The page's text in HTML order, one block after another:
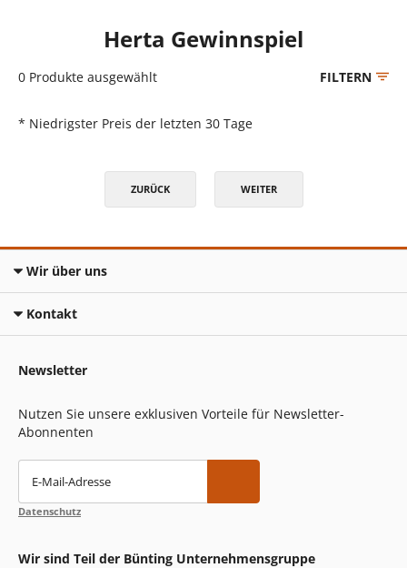
Herta Gewinnspiel
0 Produkte ausgewählt FILTERN
* Niedrigster Preis der letzten 30 Tage
ZURÜCK WEITER
Wir über uns
Kontakt
Newsletter
Nutzen Sie unsere exklusiven Vorteile für Newsletter-
Abonnenten
E-Mail-Adresse
Datenschutz
Wir sind Teil der Bünting Unternehmensgruppe